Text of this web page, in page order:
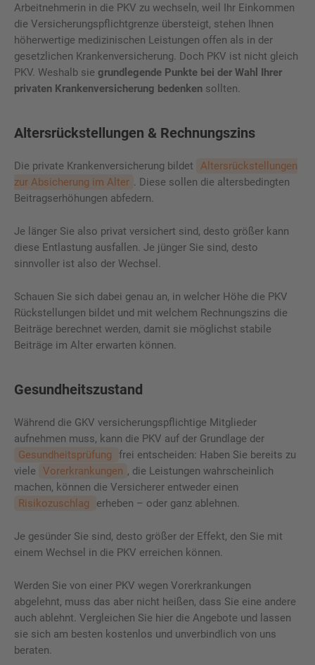
Arbeitnehmerin in die PKV zu wechseln, weil Ihr Einkommen
die Versicherungspflichtgrenze übersteigt, stehen Ihnen
höherwertige medizinischen Leistungen offen als in der
gesetzlichen Krankenversicherung. Doch PKV ist nicht gleich
PKV. Weshalb sie grundlegende Punkte bei der Wahl Ihrer
privaten Krankenversicherung bedenken sollten.
Altersrückstellungen & Rechnungszins
Die private Krankenversicherung bildet
Altersrückstellungen
zur Absicherung im Alter . Diese sollen die altersbedingten
Beitragserhöhungen abfedern.
Je länger Sie also privat versichert sind, desto größer kann
diese Entlastung ausfallen. Je jünger Sie sind, desto
sinnvoller ist also der Wechsel.
Schauen Sie sich dabei genau an, in welcher Höhe die PKV
Rückstellungen bildet und mit welchem Rechnungszins die
Beiträge berechnet werden, damit sie möglichst stabile
Beiträge im Alter erwarten können.
Gesundheitszustand
Während die GKV versicherungspflichtige Mitglieder
aufnehmen muss, kann die PKV auf der Grundlage der
Gesundheitsprüfung
frei entscheiden: Haben Sie bereits zu
viele
Vorerkrankungen , die Leistungen wahrscheinlich
machen, können die Versicherer entweder einen
Risikozuschlag
erheben – oder ganz ablehnen.
Je gesünder Sie sind, desto größer der Effekt, den Sie mit
einem Wechsel in die PKV erreichen können.
Werden Sie von einer PKV wegen Vorerkrankungen
abgelehnt, muss das aber nicht heißen, dass Sie eine andere
auch ablehnt. Vergleichen Sie hier die Angebote und lassen
sie sich am besten kostenlos und unverbindlich von uns
beraten.